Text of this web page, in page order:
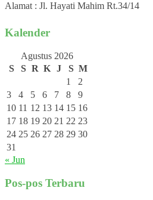
Alamat : Jl. Hayati Mahim Rt.34/14
Kalender
Agustus 2026
S
S R K J S M
1
2
3
4 5 6 7 8
9
10 11 12 13 14 15 16
17 18 19 20 21 22 23
24 25 26 27 28 29 30
31
« Jun
Pos-pos Terbaru